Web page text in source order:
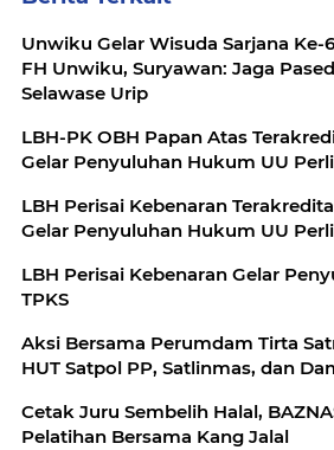
Unwiku Gelar Wisuda Sarjana Ke-
FH Unwiku, Suryawan: Jaga
Selawase Urip
LBH-PK OBH Papan Atas
Gelar Penyuluhan Hukum UU
LBH Perisai Kebenaran
Gelar Penyuluhan Hukum UU
LBH Perisai Kebenaran Gelar
TPKS
Aksi Bersama Perumdam Tirta
HUT Satpol PP, Satlinmas, dan
Cetak Juru Sembelih Halal,
Pelatihan Bersama Kang Jalal